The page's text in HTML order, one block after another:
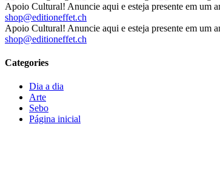
Apoio Cultural! Anuncie aqui e esteja presente em um
shop@editioneffet.ch
Apoio Cultural! Anuncie aqui e esteja presente em um
shop@editioneffet.ch
Categories
Dia a dia
Arte
Sebo
Página inicial